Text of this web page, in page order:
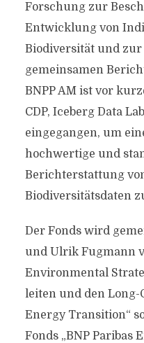
Forschung zur
Entwicklung von
Biodiversität und zur
gemeinsamen
BNPP AM ist vor
CDP, Iceberg Data
eingegangen, um
hochwertige und
Berichterstattung
Biodiversitätsdaten
Der Fonds wird
und Ulrik Fugmann
Environmental
leiten und den Long-
Energy Transition“
Fonds „BNP Paribas